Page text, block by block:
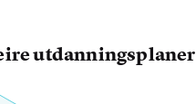
utdanningsplaner